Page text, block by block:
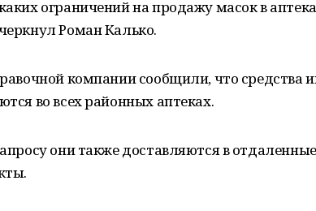
ограничений на продажу масок в
Роман Калько.
компании сообщили, что средства
во всех районных аптеках.
они также доставляются в